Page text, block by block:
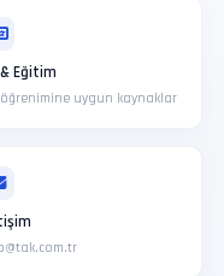
Eğitim
uygun kaynaklar